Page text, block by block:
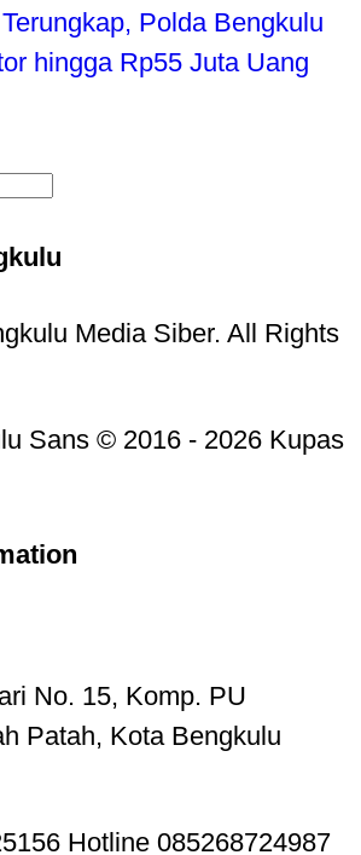
Polda Bengkulu
hingga Rp55 Juta Uang
Media Siber. All Rights
Sans © 2016 - 2026 Kupas
No. 15, Komp. PU
Patah, Kota Bengkulu
Hotline 085268724987